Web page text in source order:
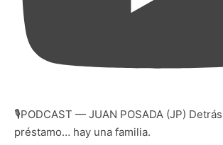
🎙️PODCAST — JUAN POSADA (JP)
préstamo… hay una familia.